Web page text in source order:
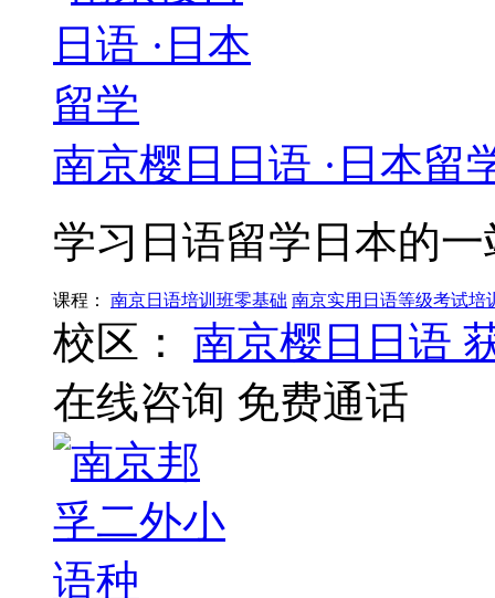
南京樱日日语 ·日本留
学习日语留学日本的
课程： 南京日语培训班零基础 南京实用日语等级考试培
校区： 南京樱日日语
在线咨询 免费通话